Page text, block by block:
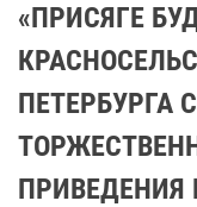
«ПРИСЯГЕ
ПЕТЕРБУРГА
ПРИВЕДЕНИЯ